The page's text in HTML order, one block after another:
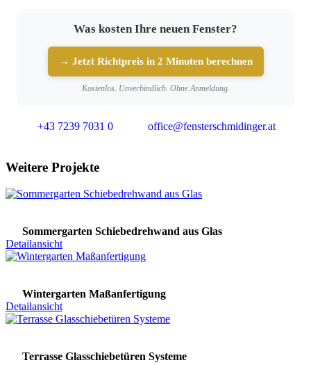
Was kosten Ihre neuen Fenster?
→ Jetzt Richtpreis in 2 Minuten berechnen
Kostenlos. Unverbindlich. Ohne Anmeldung.
+43 7239 7031 0 office@fensterschmidinger.at
Weitere Projekte
Sommergarten Schiebedrehwand aus Glas
Detailansicht
Wintergarten Maßanfertigung
Detailansicht
Terrasse Glasschiebetüren Systeme